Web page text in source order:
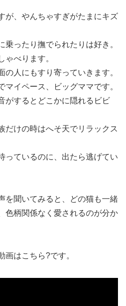
が、やんちゃすぎがたまにキズ
乗ったり撫でられたりは好き。
ゃべります。
の人にもすり寄っていきます。
マイペース、ビッグママです。
がするとどこかに隠れるビビ
だけの時はへそ天でリラックス
っているのに、出たら逃げてい
を聞いてみると、どの猫も一緒
色柄関係なく愛されるのが分か
はこちら?です。